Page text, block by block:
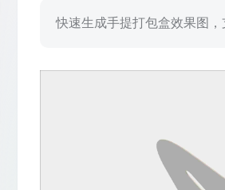
快速生成手提打包盒效果图